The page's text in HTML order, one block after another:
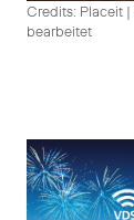
Credits: Placeit |
bearbeitet